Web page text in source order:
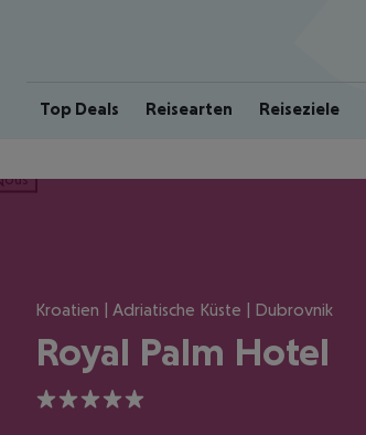
Top Deals Reisearten Reiseziele
Kroatien | Adriatische Küste | Dubrovnik
Royal Palm Hotel
5